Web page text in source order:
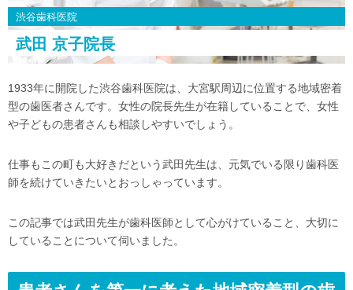
渋谷歯科医院
武田 京子院長
1933年に開院した渋谷歯科医院は、大宮駅周辺に位置する地域密着
型の歯医者さんです。女性の院長先生が在籍していることで、女性
や子どもの患者さんも相談しやすいでしょう。
仕事もこの町も大好きだという武田先生は、元気でいる限り歯科医
師を続けていきたいとおっしゃっています。
この記事では武田先生が歯科医師として心がけていること、大切に
していることについて伺いました。